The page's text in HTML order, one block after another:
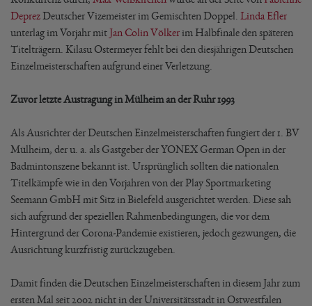
DeprezDeutscher Vizemeister im Gemischten Doppel. Linda Efler
unterlag im Vorjahr mit Jan Colin Völker im Halbfinale den späteren
Titelträgern. Kilasu Ostermeyer fehlt bei den diesjährigen Deutschen
Einzelmeisterschaften aufgrund einer Verletzung.
Zuvor letzte Austragung in Mülheim an der Ruhr 1993
Als Ausrichter der Deutschen Einzelmeisterschaften fungiert der 1. BV
Mülheim, der u. a. als Gastgeber der YONEX German Open in der
Badmintonszene bekannt ist. Ursprünglich sollten die nationalen
Titelkämpfe wie in den Vorjahren von der Play Sportmarketing
Seemann GmbH mit Sitz in Bielefeld ausgerichtet werden. Diese sah
sich aufgrund der speziellen Rahmenbedingungen, die vor dem
Hintergrund der Corona-Pandemie existieren, jedoch gezwungen, die
Ausrichtung kurzfristig zurückzugeben.
Damit finden die Deutschen Einzelmeisterschaften in diesem Jahr zum
ersten Mal seit 2002 nicht in der Universitätsstadt in Ostwestfalen